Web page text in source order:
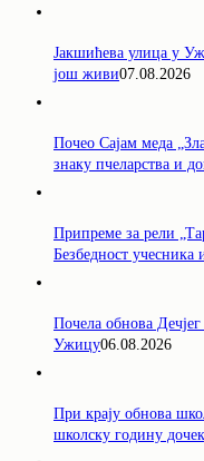
Јакшићева улица у
још живи07.08.2026
Почео Сајам меда
знаку пчеларства и
Припреме за рели
Безбедност
Почела обнова
Ужицу06.08.2026
При крају обнова
школску годину